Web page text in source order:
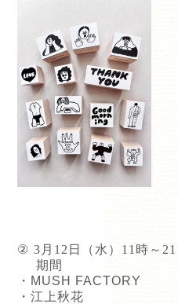
② 3 月 12 日（水） 11 時～ 21
期間
・ MUSH FACTORY
・江上秋花